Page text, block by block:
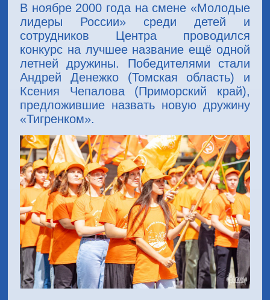
В ноябре 2000 года на смене «Молодые
лидеры России» среди детей и
сотрудников Центра проводился
конкурс на лучшее название ещё одной
летней дружины. Победителями стали
Андрей Денежко (Томская область) и
Ксения Чепалова (Приморский край),
предложившие назвать новую дружину
«Тигренком».